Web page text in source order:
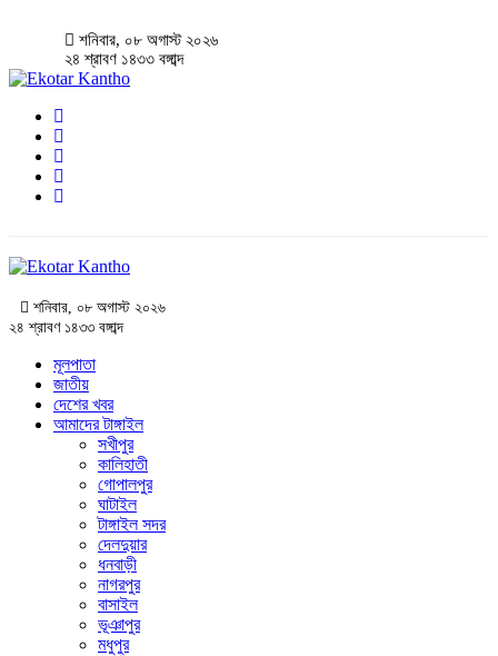
শনিবার, ০৮ অগাস্ট ২০২৬
২৪ শ্রাবণ ১৪৩৩ বঙ্গাব্দ
শনিবার, ০৮ অগাস্ট ২০২৬
২৪ শ্রাবণ ১৪৩৩ বঙ্গাব্দ
মূলপাতা
জাতীয়
দেশের খবর
আমাদের টাঙ্গাইল
সখীপুর
কালিহাতী
গোপালপুর
ঘাটাইল
টাঙ্গাইল সদর
দেলদুয়ার
ধনবাড়ী
নাগরপুর
বাসাইল
ভূঞাপুর
মধুপুর